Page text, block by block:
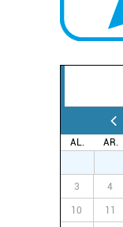
AL. AR.
3 4
10 11